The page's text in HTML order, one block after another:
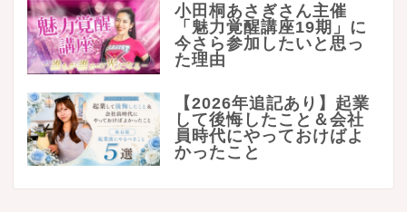
小田桐あさぎさん主催
「魅力覚醒講座19期」に
今さら参加したいと思っ
た理由
【2026年追記あり】起業
して後悔したこと＆会社
員時代にやっておけばよ
かったこと